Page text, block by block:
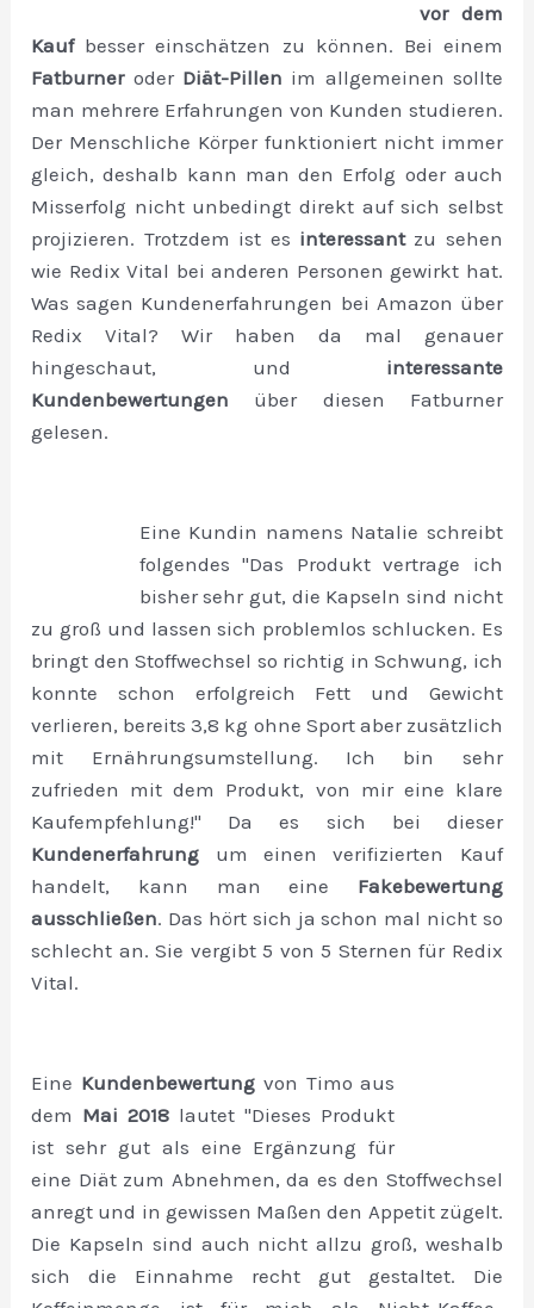
vor dem
Kaufbesser einschätzen zu können. Bei einem
Fatburneroder Diät-Pillen im allgemeinen sollte
man mehrere Erfahrungen von Kunden studieren.
Der Menschliche Körper funktioniert nicht immer
gleich, deshalb kann man den Erfolg oder auch
Misserfolg nicht unbedingt direkt auf sich selbst
projizieren. Trotzdem ist es interessantzu sehen
wie Redix Vital bei anderen Personen gewirkt hat.
Was sagen Kundenerfahrungen bei Amazon über
Redix Vital? Wir haben da mal genauer
hingeschaut, und interessante
Kundenbewertungen über diesen Fatburner
gelesen.
Eine Kundin namens Natalie schreibt
folgendes "Das Produkt vertrage ich
bisher sehr gut, die Kapseln sind nicht
zu groß und lassen sich problemlos schlucken. Es
bringt den Stoffwechsel so richtig in Schwung, ich
konnte schon erfolgreich Fett und Gewicht
verlieren, bereits 3,8 kg ohne Sport aber zusätzlich
mit Ernährungsumstellung. Ich bin sehr
zufrieden mit dem Produkt, von mir eine klare
Kaufempfehlung!" Da es sich bei dieser
Kundenerfahrung um einen verifizierten Kauf
handelt, kann man eine Fakebewertung
ausschließen. Das hört sich ja schon mal nicht so
schlecht an. Sie vergibt 5 von 5 Sternen für Redix
Vital.
Eine Kundenbewertungvon Timo aus
dem Mai 2018 lautet "Dieses Produkt
ist sehr gut als eine Ergänzung für
eine Diät zum Abnehmen, da es den Stoffwechsel
anregt und in gewissen Maßen den Appetit zügelt.
Die Kapseln sind auch nicht allzu groß, weshalb
sich die Einnahme recht gut gestaltet. Die